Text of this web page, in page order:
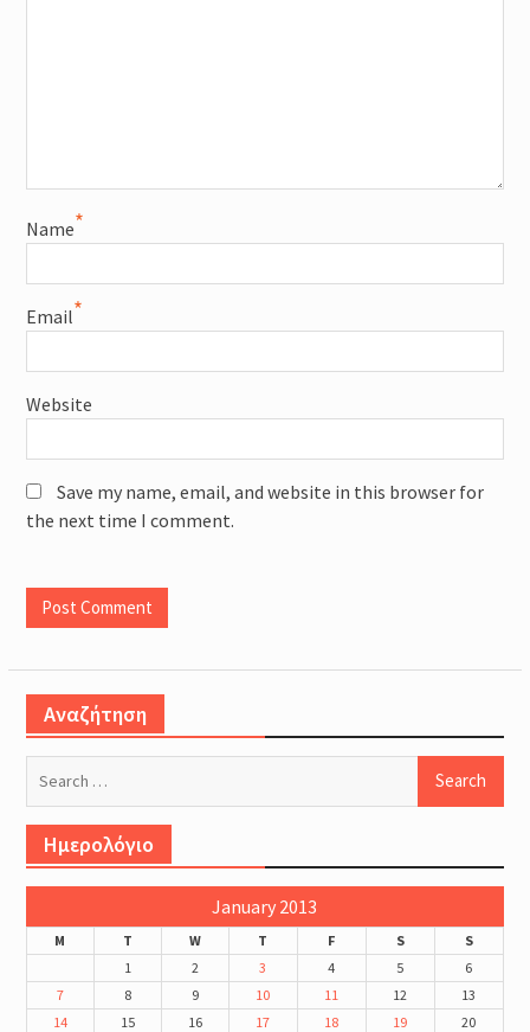
Name*
Email*
Website
Save my name, email, and website in this browser for
the next time I comment.
Αναζήτηση
Ημερολόγιο
January 2013
M T W T F S
S
1
2 3 4 5
6
7
8 9 10 11 12
13
14
15 16 17 18 19 20